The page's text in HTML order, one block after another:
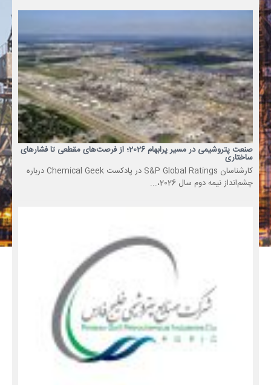
صنعت پتروشیمی در مسیر پرابهام 2026؛ از فرصت‌های مقطعی تا فشارهای
ساختاری
کارشناسان S&P Global Ratings در پادکست Chemical Geek درباره
چشم‌انداز نیمه دوم سال 2026،...